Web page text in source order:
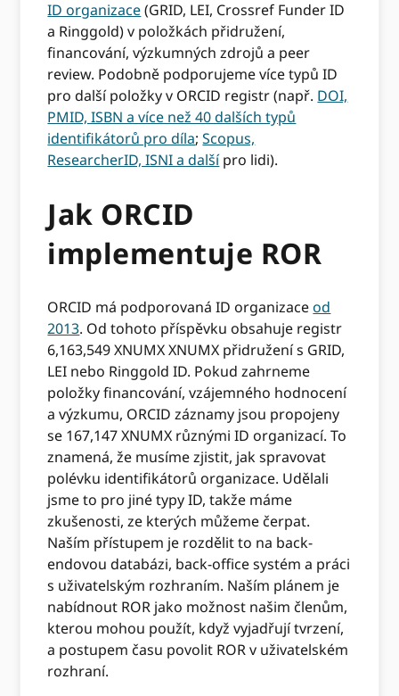
ID organizace(GRID, LEI, Crossref Funder ID
a Ringgold) v položkách přidružení,
financování, výzkumných zdrojů a peer
review. Podobně podporujeme více typů ID
pro další položky v ORCID registr (např. DOI,
PMID, ISBN a více než 40 dalších typů
identifikátorů pro díla;Scopus,
ResearcherID, ISNI a dalšípro lidi).
Jak ORCID
implementuje ROR
ORCID má podporovaná ID organizaceod
2013. Od tohoto příspěvku obsahuje registr
6,163,549 XNUMX XNUMX přidružení s GRID,
LEI nebo Ringgold ID. Pokud zahrneme
položky financování, vzájemného hodnocení
a výzkumu, ORCID záznamy jsou propojeny
se 167,147 XNUMX různými ID organizací. To
znamená, že musíme zjistit, jak spravovat
polévku identifikátorů organizace. Udělali
jsme to pro jiné typy ID, takže máme
zkušenosti, ze kterých můžeme čerpat.
Naším přístupem je rozdělit to na back-
endovou databázi, back-office systém a práci
s uživatelským rozhraním. Naším plánem je
nabídnout ROR jako možnost našim členům,
kterou mohou použít, když vyjadřují tvrzení,
a postupem času povolit ROR v uživatelském
rozhraní.